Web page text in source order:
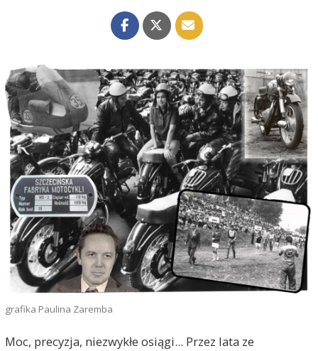
grafika Paulina Zaremba
Moc, precyzja, niezwykłe osiągi... Przez lata ze